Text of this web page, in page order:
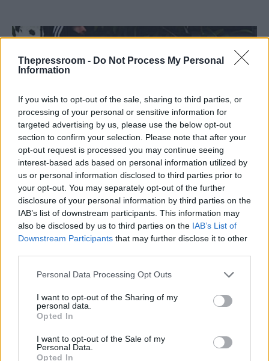
Thepressroom - Do Not Process My Personal
Information
If you wish to opt-out of the sale, sharing to third parties, or
processing of your personal or sensitive information for
targeted advertising by us, please use the below opt-out
section to confirm your selection. Please note that after your
opt-out request is processed you may continue seeing
interest-based ads based on personal information utilized by
us or personal information disclosed to third parties prior to
your opt-out. You may separately opt-out of the further
disclosure of your personal information by third parties on the
IAB’s list of downstream participants. This information may
also be disclosed by us to third parties on the IAB’s List of
Downstream Participants that may further disclose it to other
Please note that this website/app uses one or more Google
not limited to your visit or usage behaviour. You may click to
grant or deny consent to Google and its third-party tags to
use your data for below specified purposes in below Google
consent section.
Personal Data Processing Opt Outs
I want to opt-out of the Sharing of my
personal data.
Opted In
I want to opt-out of the Sale of my
Personal Data.
Opted In
ΕΛΛΑΔΑ
29/11/2019 - 21:04
Νέα καταδρομική επιχείρηση του
Ρουβίκωνα, αυτή τη φορά στην
Περιφέρεια Δυτικού Τομέα της Αθήνας
Πέταξαν τρικάκια γιατί δεν έγιναν
αντιπλημμυρικά έργα στην Κινέττα μετά τις